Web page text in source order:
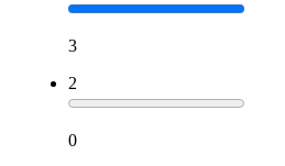
3
2
0